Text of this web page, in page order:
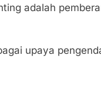
adalah
upaya